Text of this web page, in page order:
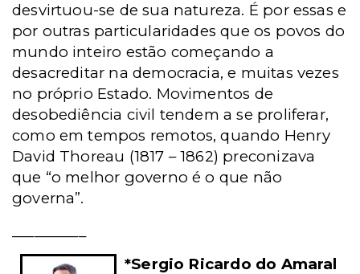
desvirtuou-se de sua natureza. É por essas e
por outras particularidades que os povos do
mundo inteiro estão começando a
desacreditar na democracia, e muitas vezes
no próprio Estado. Movimentos de
desobediência civil tendem a se proliferar,
como em tempos remotos, quando Henry
David Thoreau (1817 – 1862) preconizava
que “o melhor governo é o que não
governa”.
*Sergio Ricardo do Amaral